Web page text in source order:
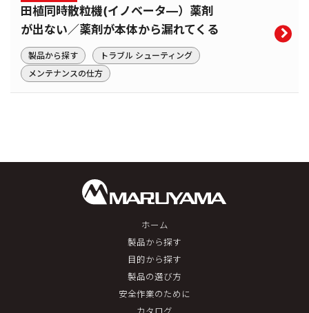
田植同時散粒機(イノベータ―）薬剤
が出ない／薬剤が本体から漏れてくる
製品から探す
トラブル シューティング
メンテナンスの仕方
ホーム
製品から探す
目的から探す
製品の選び方
安全作業のために